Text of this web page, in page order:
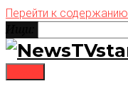
Перейти к содержанию